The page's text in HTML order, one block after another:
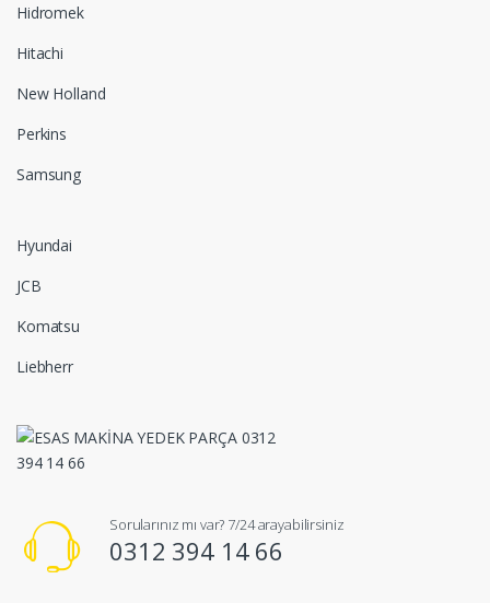
Hidromek
Hitachi
New Holland
Perkins
Samsung
Hyundai
JCB
Komatsu
Liebherr
Sorularınız mı var? 7/24 arayabilirsiniz
0312 394 14 66